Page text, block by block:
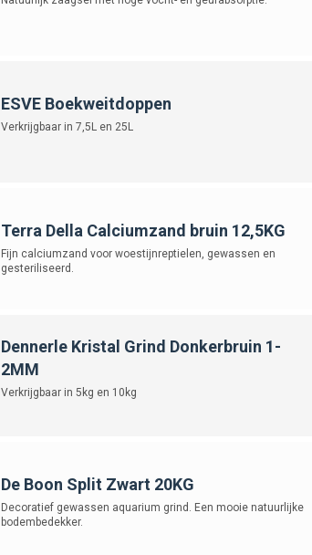
ESVE Boekweitdoppen
Verkrijgbaar in 7,5L en 25L
Terra Della Calciumzand bruin 12,5KG
Fijn calciumzand voor woestijnreptielen, gewassen en
gesteriliseerd.
Dennerle Kristal Grind Donkerbruin 1-
2MM
Verkrijgbaar in 5kg en 10kg
De Boon Split Zwart 20KG
Decoratief gewassen aquarium grind. Een mooie natuurlijke
bodembedekker.